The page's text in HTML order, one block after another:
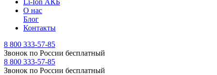
О нас
Блог
Контакты
8 800 333-57-85
Звонок по России бесплатный
8 800 333-57-85
Звонок по России бесплатный